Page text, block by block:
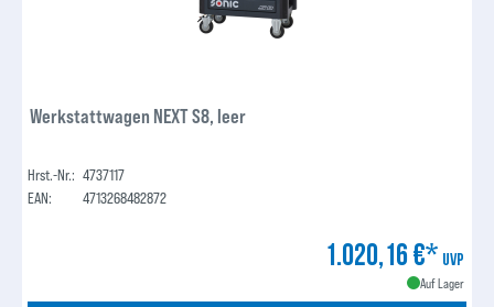
Werkstattwagen NEXT S8, leer
Hrst.-Nr.: 4737117
EAN:
4713268482872
1.020,16 €* UVP
Auf Lager